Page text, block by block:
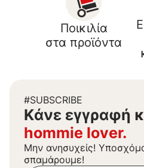
Ποικιλία
στα προϊόντα
#SUBSCRIBE
Kάνε εγγραφή
hommie lover.
Μην ανησυχείς!
σπαμάρουμε!